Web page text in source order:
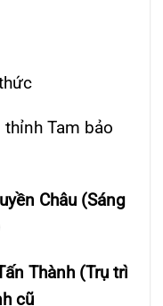
Tam bảo
Châu (Sáng
Thành (Trụ trì
cũ